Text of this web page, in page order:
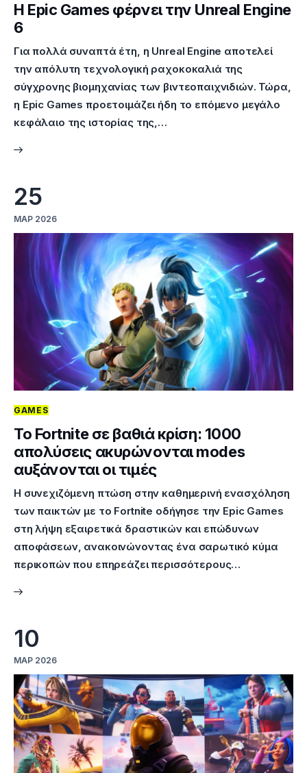
Η Epic Games φέρνει την Unreal Engine
6
Για πολλά συναπτά έτη, η Unreal Engine αποτελεί
την απόλυτη τεχνολογική ραχοκοκαλιά της
σύγχρονης βιομηχανίας των βιντεοπαιχνιδιών. Τώρα,
η Epic Games προετοιμάζει ήδη το επόμενο μεγάλο
κεφάλαιο της ιστορίας της,…
25
ΜΑΡ 2026
GAMES
To Fortnite σε βαθιά κρίση: 1000
απολύσεις ακυρώνονται modes
αυξάνονται οι τιμές
Η συνεχιζόμενη πτώση στην καθημερινή ενασχόληση
των παικτών με το Fortnite οδήγησε την Epic Games
στη λήψη εξαιρετικά δραστικών και επώδυνων
αποφάσεων, ανακοινώνοντας ένα σαρωτικό κύμα
περικοπών που επηρεάζει περισσότερους…
10
ΜΑΡ 2026